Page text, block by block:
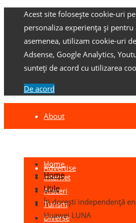
Acest site folosește cookie-uri
personaliza experiența și pentru
asemenea, utilizam cookie-uri
Adsense, Google Analytics,
sunteți de acord cu utilizarea
De acord
About
Advertise
Home
Internet
Afaceri
Turism
Diverse
Home
Utile
Îți dorești independență
Huawei LUNA